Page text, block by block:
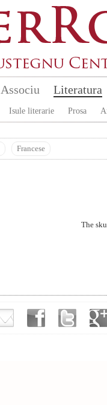
Associu Literatura
Isule literarie Prosa
Francese
The